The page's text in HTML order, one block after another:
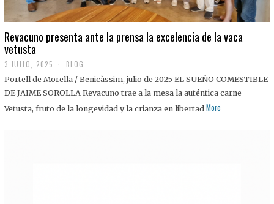
Revacuno presenta ante la prensa la excelencia de la vaca
vetusta
3 JULIO, 2025
J
U
I
BLOG
Portell de Morella / Benicàssim, julio de 2025 EL SUEÑO COMESTIBLE
DE JAIME SOROLLA Revacuno trae a la mesa la auténtica carne
Vetusta, fruto de la longevidad y la crianza en libertad More